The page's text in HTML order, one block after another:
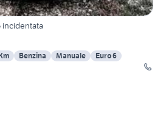
incidentata
Benzina Manuale
Euro 6